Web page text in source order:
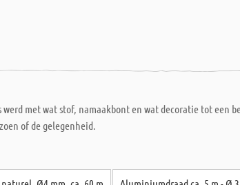
met wat stof, namaakbont en wat decoratie tot een
of de gelegenheid.